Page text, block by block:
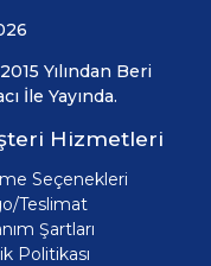
Yılından Beri
İle Yayında.
Hizmetleri
Seçenekleri
Teslimat
Şartları
Politikası